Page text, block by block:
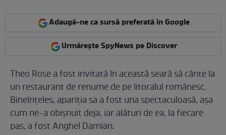
Adaugă-ne ca sursă preferată în Google
Urmărește SpyNews pe Discover
Theo Rose a fost invitată în această seară să cânte la
un restaurant de renume de pe litoralul românesc.
Bineînțeles, apariția sa a fost una spectaculoasă, așa
cum ne-a obișnuit deja, iar alături de ea, la fiecare
pas, a fost Anghel Damian.